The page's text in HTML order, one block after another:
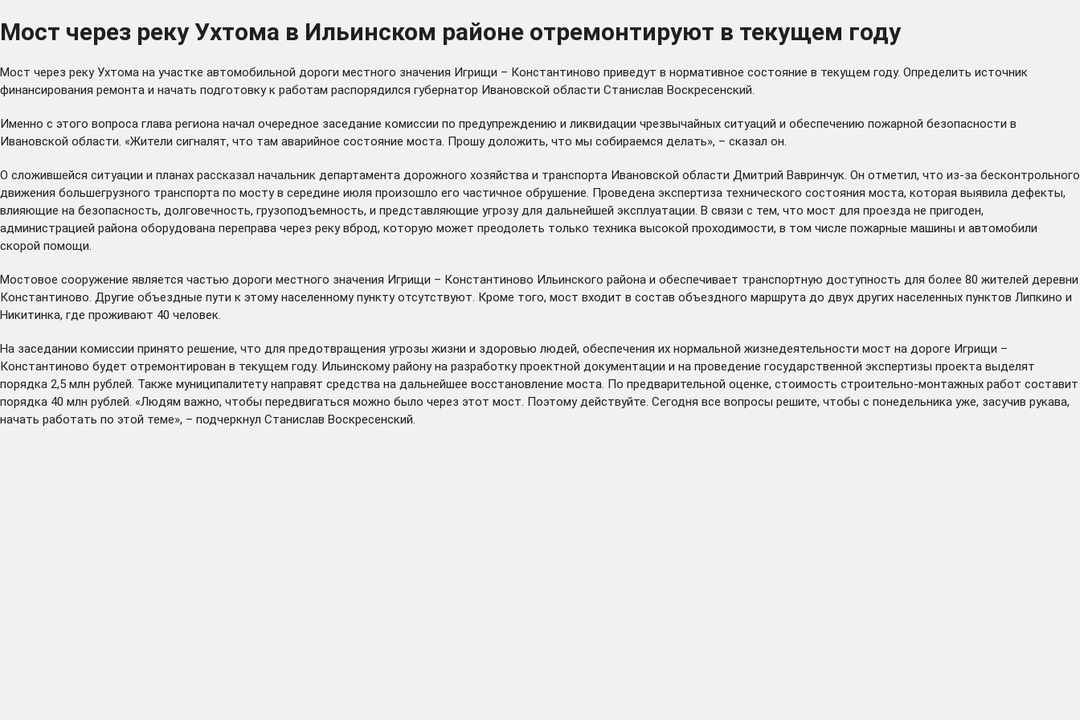
Мост через реку Ухтома в Ильинском районе отремонтируют в текущем году
Мост через реку Ухтома на участке автомобильной дороги местного значения Игрищи – Константиново приведут в нормативное состояние в текущем году. Определить источник
финансирования ремонта и начать подготовку к работам распорядился губернатор Ивановской области Станислав Воскресенский.
Именно с этого вопроса глава региона начал очередное заседание комиссии по предупреждению и ликвидации чрезвычайных ситуаций и обеспечению пожарной безопасности в
Ивановской области. «Жители сигналят, что там аварийное состояние моста. Прошу доложить, что мы собираемся делать», – сказал он.
О сложившейся ситуации и планах рассказал начальник департамента дорожного хозяйства и транспорта Ивановской области Дмитрий Вавринчук. Он отметил, что из-за бесконтрольного
движения большегрузного транспорта по мосту в середине июля произошло его частичное обрушение. Проведена экспертиза технического состояния моста, которая выявила дефекты,
влияющие на безопасность, долговечность, грузоподъемность, и представляющие угрозу для дальнейшей эксплуатации. В связи с тем, что мост для проезда не пригоден,
администрацией района оборудована переправа через реку вброд, которую может преодолеть только техника высокой проходимости, в том числе пожарные машины и автомобили
скорой помощи.
Мостовое сооружение является частью дороги местного значения Игрищи – Константиново Ильинского района и обеспечивает транспортную доступность для более 80 жителей деревни
Константиново. Другие объездные пути к этому населенному пункту отсутствуют. Кроме того, мост входит в состав объездного маршрута до двух других населенных пунктов Липкино и
Никитинка, где проживают 40 человек.
На заседании комиссии принято решение, что для предотвращения угрозы жизни и здоровью людей, обеспечения их нормальной жизнедеятельности мост на дороге Игрищи –
Константиново будет отремонтирован в текущем году. Ильинскому району на разработку проектной документации и на проведение государственной экспертизы проекта выделят
порядка 2,5 млн рублей. Также муниципалитету направят средства на дальнейшее восстановление моста. По предварительной оценке, стоимость строительно-монтажных работ составит
порядка 40 млн рублей. «Людям важно, чтобы передвигаться можно было через этот мост. Поэтому действуйте. Сегодня все вопросы решите, чтобы с понедельника уже, засучив рукава,
начать работать по этой теме», – подчеркнул Станислав Воскресенский.